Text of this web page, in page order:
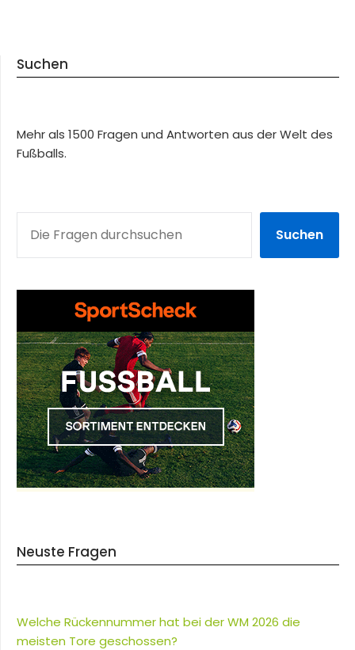
Suchen
Mehr als 1500 Fragen und Antworten aus der Welt des
Fußballs.
Suchen
Neuste Fragen
Welche Rückennummer hat bei der WM 2026 die
meisten Tore geschossen?